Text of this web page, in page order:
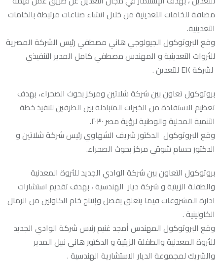
مضافة للخامات التعدينية من خلال انشاء صناعات مرتبطة بالخامات
التعدينية.
وقع البروتوكول الجيولوجي هاني مصطفي رئيس الشركة المصرية
للثروات التعدينية و المهندس مصطفي كامل المدير التنفيذي
لشركة EK للتعدين .
بروتوكول تعاون بين شركة شلاتين ومركز بحوث الصحراء، بهدف
تعظيم الاستفادة من الخبرات المتبادلة بين الطرفين لتنفيذ خطة
التنمية المحلية والوطنية لرؤية مصر ٢٠٣٠.
وقع البروتوكول الدكتور شريف الشهاوي رئيس شركة شلاتين و
الدكتور حسام شوقي مركز بحوث الصحراء.
بروتوكول التعاون بين شركة الوادي الجديد للثروة المعدنية
والطفلة الزيتية و شركة ديار الهندسية ، بهدف تقديم استشارات
ادارة المشروعات فيما يتعلق بفصل وإنتاج خام الكاولين من الرمال
الكاولينية .
وقع البروتوكول المهندس أمجد غنيم رئيس شركة الوادي الجديد
للثروة المعدنية والطفلة الزيتية و الدكتور هاني نبيل المدير
والشريك لمجموعة الديار الاستشارية الهندسية .